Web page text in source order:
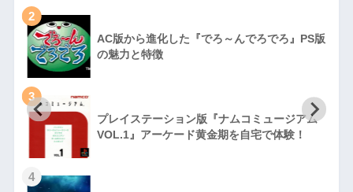
2
AC版から進化した『でろ～んでろでろ』PS版
の魅力と特徴
3
プレイステーション版『ナムコミュージアム
VOL.1』アーケード黄金期を自宅で体験！
4